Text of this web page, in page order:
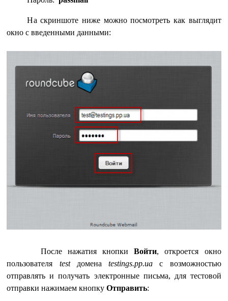
На скриншоте ниже можно посмотреть как выглядит
окно с введенными данными:
После нажатия кнопкиВойти, откроется окно
пользователя test домена testings.pp.ua c возможностью
отправлять и получать электронные письма, для тестовой
отправки нажимаем кнопкуОтправить: